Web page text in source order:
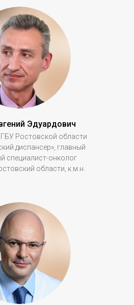
Эдуардович
Ростовской области
диспансер», главный
специалист-онколог
области, к.м.н.